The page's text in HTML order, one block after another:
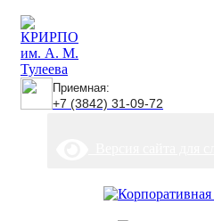
Приемная:
+7 (3842) 31-09-72